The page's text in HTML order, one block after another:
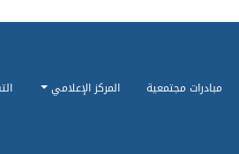
مبادرات مجتمعية المركز الإعلامي